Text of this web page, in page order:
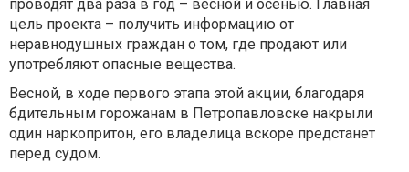
проводят два раза в год – весной и осенью. Главная
цель проекта – получить информацию от
неравнодушных граждан о том, где продают или
употребляют опасные вещества.
Весной, в ходе первого этапа этой акции, благодаря
бдительным горожанам в Петропавловске накрыли
один наркопритон, его владелица вскоре предстанет
перед судом.